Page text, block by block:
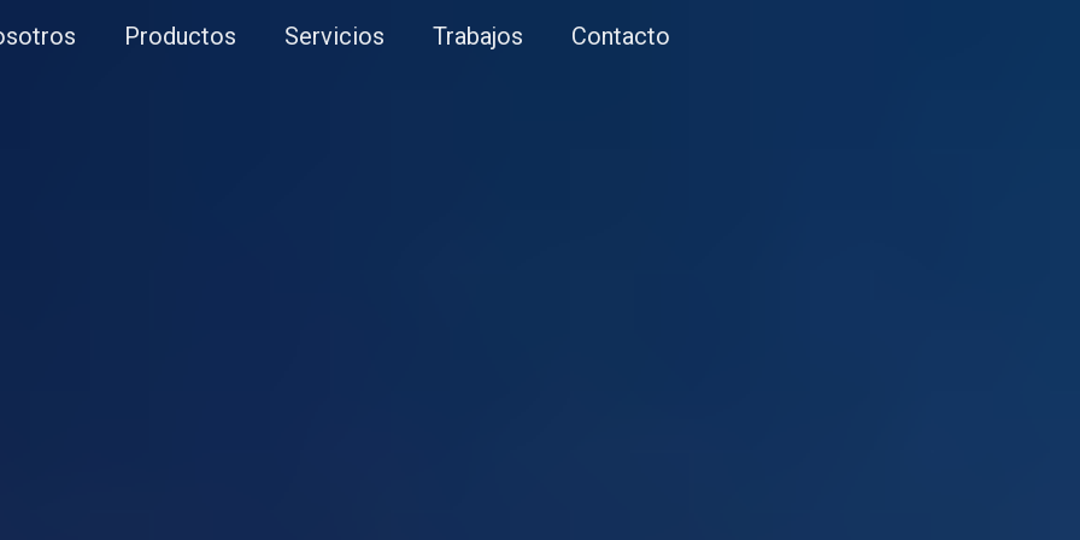
Productos Servicios Trabajos Contacto